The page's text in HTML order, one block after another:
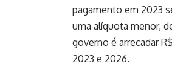
pagamento em 2023
uma alíquota menor,
governo é arrecadar
2023 e 2026.